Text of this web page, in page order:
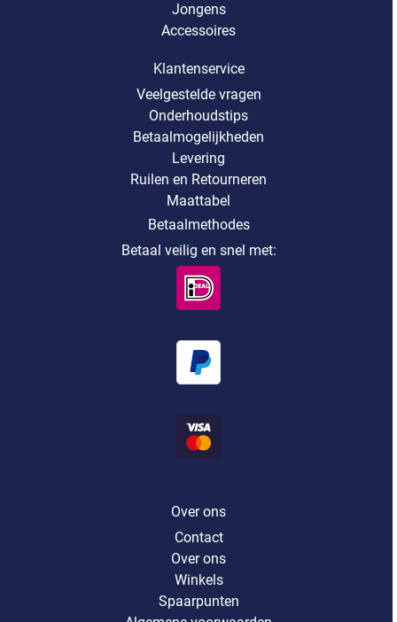
Jongens
Accessoires
Klantenservice
Veelgestelde vragen
Onderhoudstips
Betaalmogelijkheden
Levering
Ruilen en Retourneren
Maattabel
Betaalmethodes
Betaal veilig en snel met:
Over ons
Contact
Over ons
Winkels
Spaarpunten